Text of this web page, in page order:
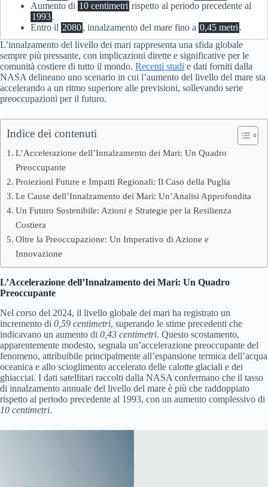
Aumento di 10 centimetri rispetto al periodo precedente al
1993.
Entro il 2080, innalzamento del mare fino a 0,45 metri .
L’innalzamento del livello dei mari rappresenta una sfida globale
sempre più pressante, con implicazioni dirette e significative per le
comunità costiere di tutto il mondo. Recenti studi e dati forniti dalla
NASA delineano uno scenario in cui l’aumento del livello del mare sta
accelerando a un ritmo superiore alle previsioni, sollevando serie
preoccupazioni per il futuro.
Indice dei contenuti
L’Accelerazione dell’Innalzamento dei Mari: Un Quadro
Preoccupante
Proiezioni Future e Impatti Regionali: Il Caso della Puglia
Le Cause dell’Innalzamento dei Mari: Un’Analisi Approfondita
Un Futuro Sostenibile: Azioni e Strategie per la Resilienza
Costiera
Oltre la Preoccupazione: Un Imperativo di Azione e
Innovazione
L’Accelerazione dell’Innalzamento dei Mari: Un Quadro
Preoccupante
Nel corso del 2024, il livello globale dei mari ha registrato un
incremento di 0,59 centimetri, superando le stime precedenti che
indicavano un aumento di 0,43 centimetri. Questo scostamento,
apparentemente modesto, segnala un’accelerazione preoccupante del
fenomeno, attribuibile principalmente all’espansione termica dell’acqua
oceanica e allo scioglimento accelerato delle calotte glaciali e dei
ghiacciai. I dati satellitari raccolti dalla NASA confermano che il tasso
di innalzamento annuale del livello del mare è più che raddoppiato
rispetto al periodo precedente al 1993, con un aumento complessivo di
10 centimetri.